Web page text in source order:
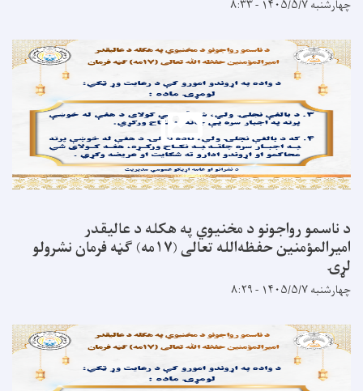
چهارشنبه ۱۴۰۵/۵/۷ - ۸:۳۳
د ناسمو رواجونو د مخنيوي په هکله د عالیقدر
امیرالمؤمنین حفظه‌الله تعالی (۱۷مه) ګڼه فرمان نشرولو
لړۍ
چهارشنبه ۱۴۰۵/۵/۷ - ۸:۲۹